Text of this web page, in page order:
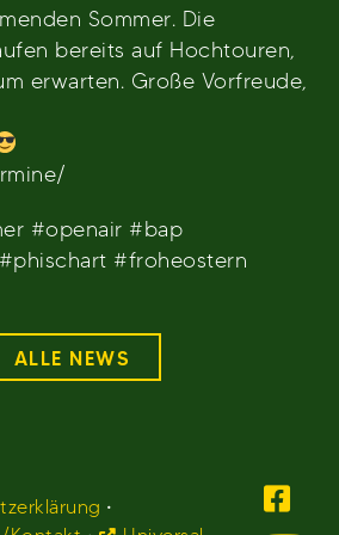
Sommer. Die
bereits auf Hochtouren,
erwarten. Große Vorfreude,
#openair #bap
#froheostern
ALLE NEWS
•